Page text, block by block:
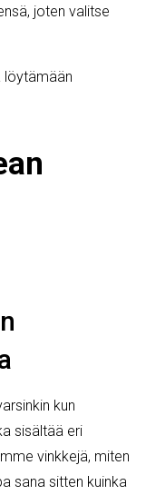
joten valitse
löytämään
kun
sisältää eri
vinkkejä, miten
sana sitten kuinka